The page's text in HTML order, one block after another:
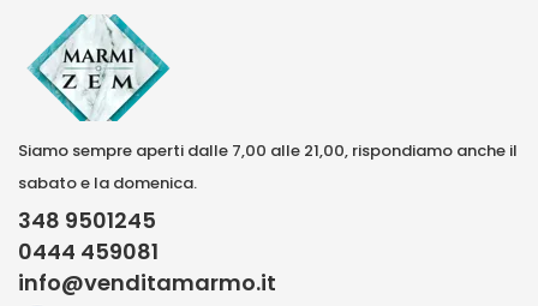
Siamo sempre aperti dalle 7,00 alle 21,00, rispondiamo anche il
sabato e la domenica.
348 9501245
0444 459081
info@venditamarmo.it